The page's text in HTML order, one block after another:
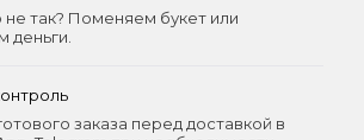
не так? Поменяем букет или
деньги.
заказа перед доставкой в